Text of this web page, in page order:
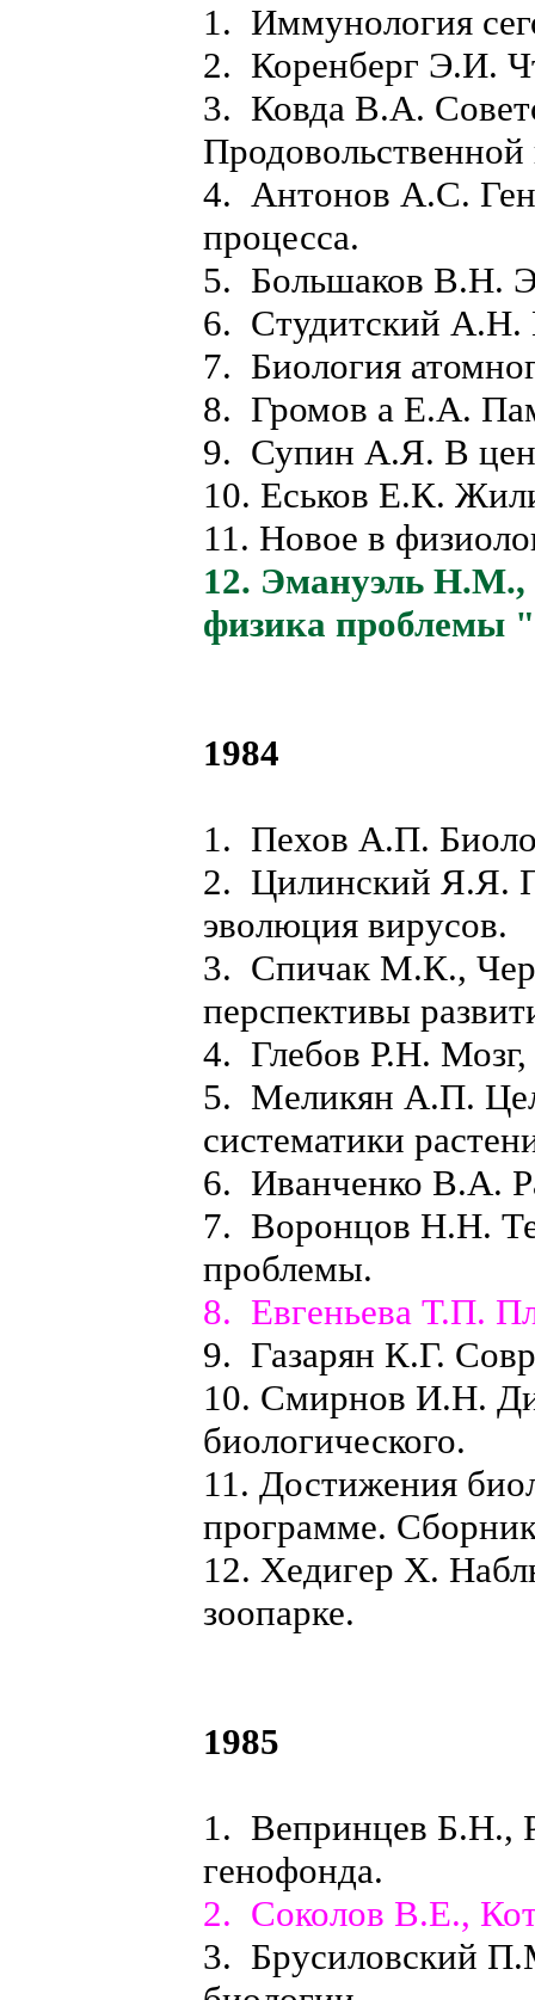
1. Иммунология
2. Коренберг Э.И.
3. Ковда В.А.
4. Антонов А.С.
процесса.
5. Большаков В.Н.
6. Студитский А.Н.
7. Биология
8. Громов а Е.А.
9. Супин А.Я. В
10. Еськов Е.К.
11. Новое в
12. Эмануэль
физика проблемы
1984
1. Пехов А.П.
2. Цилинский Я.Я.
эволюция вирусов.
3. Спичак М.К.,
перспективы
4. Глебов Р.Н.
5. Меликян А.П.
систематики
6. Иванченко В.А.
7. Воронцов Н.Н.
проблемы.
8. Евгеньева Т.П.
9. Газарян К.Г.
10. Смирнов И.Н.
биологического.
11. Достижения
программе.
12. Хедигер X.
зоопарке.
1985
1. Вепринцев Б.Н.,
генофонда.
2. Соколов В.Е.,
3. Брусиловский